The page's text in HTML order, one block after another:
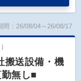
間：26/08/04～26/08/17
搬送設備・機
無し■